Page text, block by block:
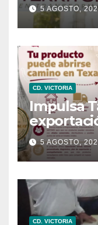
5 AGOSTO,
CD. VICTORIA
Impulsa
locales
exportar
5 AGOSTO,
CD. VICTORIA